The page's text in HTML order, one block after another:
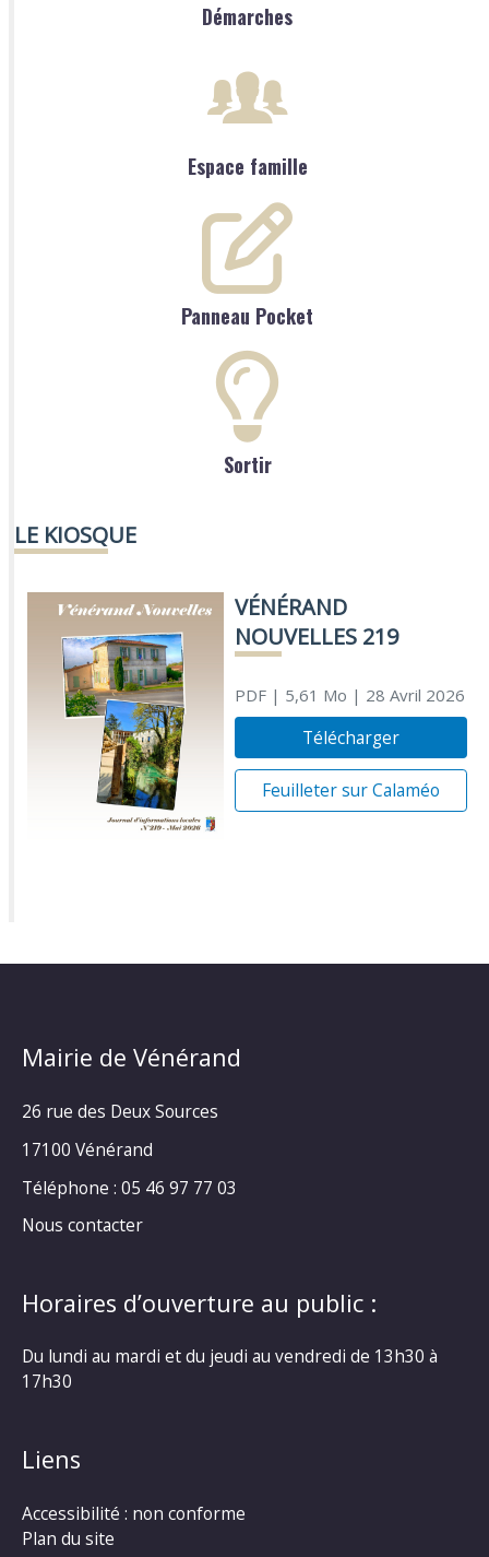
Démarches
Espace famille
Panneau Pocket
Sortir
LE KIOSQUE
VÉNÉRAND
NOUVELLES 219
PDF| 5,61 Mo | 28 Avril 2026
Télécharger
Feuilleter sur Calaméo
Mairie de Vénérand
26 rue des Deux Sources
17100 Vénérand
Téléphone : 05 46 97 77 03
Nous contacter
Horaires d’ouverture au public :
Du lundi au mardi et du jeudi au vendredi de 13h30 à
17h30
Liens
Accessibilité : non conforme
Plan du site